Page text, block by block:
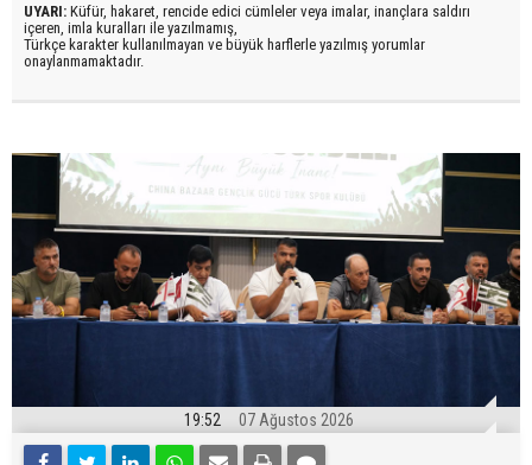
UYARI: Küfür, hakaret, rencide edici cümleler veya imalar, inançlara saldırı
içeren, imla kuralları ile yazılmamış,
Türkçe karakter kullanılmayan ve büyük harflerle yazılmış yorumlar
onaylanmamaktadır.
19:52 07 Ağustos 2026